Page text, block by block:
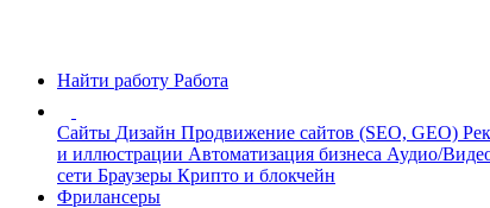
Найти работу Работа
Сайты Дизайн Продвижение сайтов (SEO, GEO)
и иллюстрации Автоматизация бизнеса Аудио/
сети Браузеры Крипто и блокчейн
Фрилансеры